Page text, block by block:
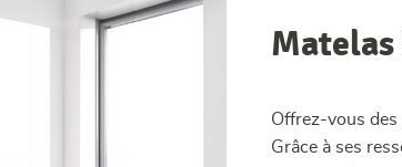
Matelas
Offrez-vous des
Grâce à ses